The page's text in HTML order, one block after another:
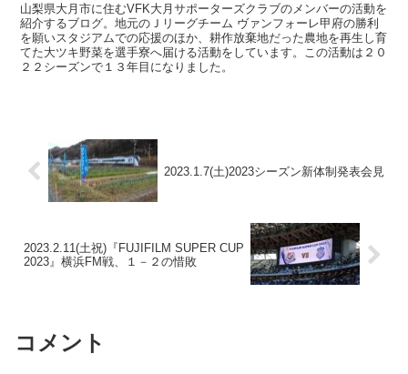
山梨県大月市に住むVFK大月サポーターズクラブのメンバーの活動を
紹介するブログ。地元のＪリーグチーム ヴァンフォーレ甲府の勝利
を願いスタジアムでの応援のほか、耕作放棄地だった農地を再生し育
てた大ツキ野菜を選手寮へ届ける活動をしています。この活動は２０
２２シーズンで１３年目になりました。
2023.1.7(土)2023シーズン新体制発表会見
2023.2.11(土祝)『FUJIFILM SUPER CUP
2023』横浜FM戦、１－２の惜敗
コメント